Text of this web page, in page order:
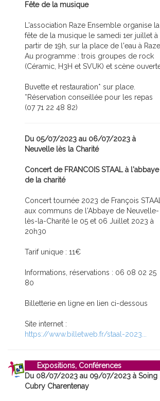
Fête de la musique
L'association Raze Ensemble organise la
fête de la musique le samedi 1er juillet à
partir de 19h, sur la place de l'eau à
Au programme : trois groupes de rock
(Céramic, H3H et SVUK) et scène
Buvette et restauration* sur place.
*Réservation conseillée pour les repas
(07 71 22 48 82)
Du 05/07/2023 au 06/07/2023 à
Neuvelle lès la Charité
Concert de FRANCOIS STAAL à l'abbaye
de la charité
Concert tournée 2023 de François
aux communs de l'Abbaye de Neuvelle-
lès-la-Charité le 05 et 06 Juillet 2023 à
20h30
Tarif unique : 11€
Informations, réservations : 06 08 02 25
80
Billetterie en ligne en lien ci-dessous
Site internet :
https://www.billetweb.fr/staal-2023...
Expositions, Conférences
Du 08/07/2023 au 09/07/2023 à Soing
Cubry Charentenay